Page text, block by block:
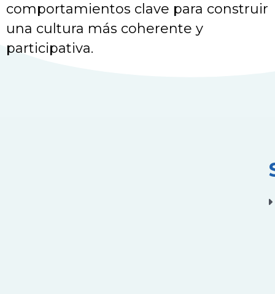
comportamientos clave para construir
una cultura más coherente y
participativa.